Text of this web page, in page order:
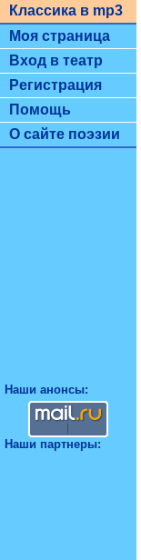
Классика в mp3
Моя страница
Вход в театр
Регистрация
Помощь
О сайте поэзии
Наши анонсы:
Наши партнеры: